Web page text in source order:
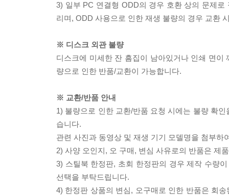
3) 일부 PC 연결형 ODD의 경우 호환 상의 문제
리며, ODD 사용으로 인한 재생 불량의 경우 교환
※ 디스크 외관 불량
디스크에 미세한 잔 흠집이 남아있거나 인쇄 면
량으로 인한 반품/교환이 가능합니다.
※ 교환/반품 안내
1) 불량으로 인한 교환/반품 요청 시에는 불량 확
습니다.
관련 사진과 동영상 및 재생 기기 모델명을 첨부하
2) 사양 오인지, 오 구매, 변심 사유로의 반품은 제
3) 스틸북 한정판, 초회 한정판의 경우 제작 수량
선택을 부탁드립니다.
4) 한정판 상품의 변심, 오구매로 인한 반품은 회